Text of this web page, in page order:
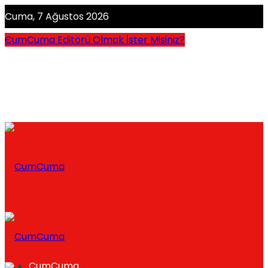
Cuma, 7 Ağustos 2026
CumCuma Editörü Olmak İster Misiniz?